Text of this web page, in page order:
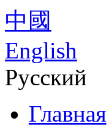
中國
English
Русский
Главная